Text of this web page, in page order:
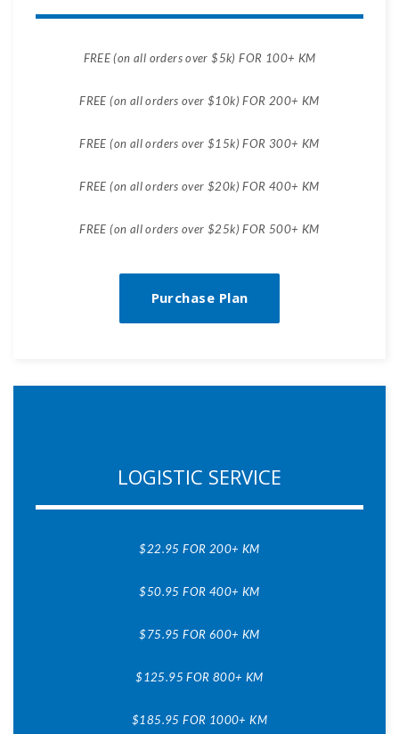
FREE (on all orders over $5k) FOR 100+ KM
FREE (on all orders over $10k) FOR 200+ KM
FREE (on all orders over $15k) FOR 300+ KM
FREE (on all orders over $20k) FOR 400+ KM
FREE (on all orders over $25k) FOR 500+ KM
Purchase Plan
LOGISTIC SERVICE
$22.95 FOR 200+ KM
$50.95 FOR 400+ KM
$75.95 FOR 600+ KM
$125.95 FOR 800+ KM
$185.95 FOR 1000+ KM